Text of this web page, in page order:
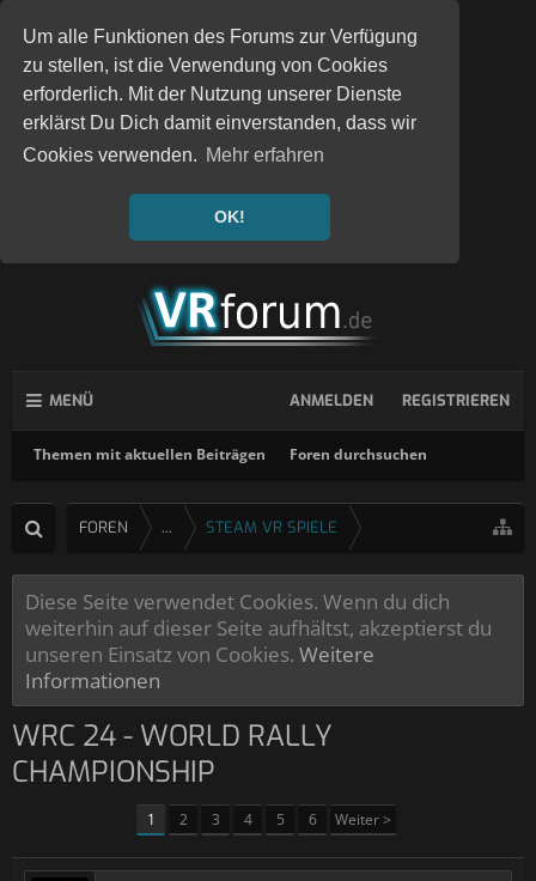
Um alle Funktionen des Forums zur Verfügung
zu stellen, ist die Verwendung von Cookies
erforderlich. Mit der Nutzung unserer Dienste
erklärst Du Dich damit einverstanden, dass wir
Cookies verwenden. Mehr erfahren
OK!
MENÜ
Themen mit aktuellen Beiträgen Foren durchsuchen
ANMELDEN REGISTRIEREN
FOREN ... STEAM VR SPIELE
Diese Seite verwendet Cookies. Wenn du dich
weiterhin auf dieser Seite aufhältst, akzeptierst du
unseren Einsatz von Cookies. Weitere
Informationen
WRC 24 - WORLD RALLY
CHAMPIONSHIP
1 2 3 4 5 6 Weiter >